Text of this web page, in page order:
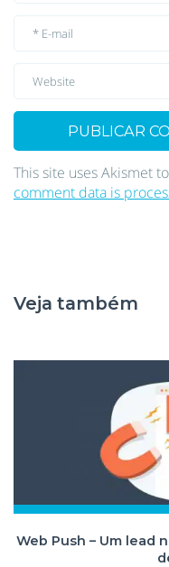
This site uses Akismet
comment data is
Veja também
Web Push – Um lead